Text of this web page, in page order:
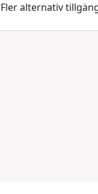
Fler alternativ